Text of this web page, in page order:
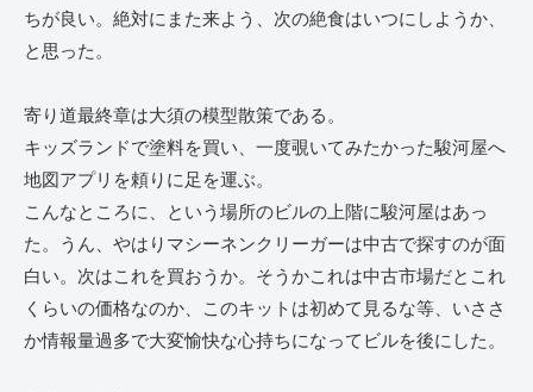
ちが良い。絶対にまた来よう、次の絶食はいつにしようか、
と思った。
寄り道最終章は大須の模型散策である。
キッズランドで塗料を買い、一度覗いてみたかった駿河屋へ
地図アプリを頼りに足を運ぶ。
こんなところに、という場所のビルの上階に駿河屋はあっ
た。うん、やはりマシーネンクリーガーは中古で探すのが面
白い。次はこれを買おうか。そうかこれは中古市場だとこれ
くらいの価格なのか、このキットは初めて見るな等、いささ
か情報量過多で大変愉快な心持ちになってビルを後にした。